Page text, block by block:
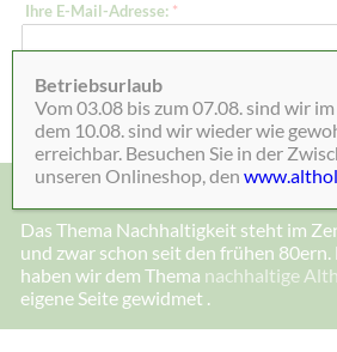
h
e
Ihre E-Mail-Adresse: *
Absenden
Das Thema Nachhaltigkeit steht im
und zwar schon seit den frühen
haben wir dem Thema nachhaltige
eigene Seite gewidmet .
Betriebsurlaub
Vom 03.08 bis zum 07.08. sind wir
dem 10.08. sind wir wieder wie
erreichbar. Besuchen Sie in der
unseren Onlineshop, den